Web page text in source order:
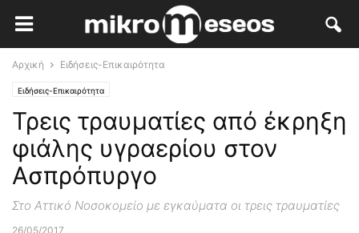
Αρχική Ειδήσεις-Επικαιρότητα
Ειδήσεις-Επικαιρότητα
Τρεις τραυματίες από έκρηξη
φιάλης υγραερίου στον
Ασπρόπυργο
Στο Αττικό Νοσοκομείο με εγκαύματα οι τρεις τραυματίες
26/05/2017